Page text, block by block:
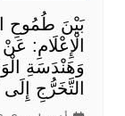
بَيْنَ طُمُوحِ
الْإِعْلَامِ:
وَهَنْدَسَةِ
التَّخَرُّجِ